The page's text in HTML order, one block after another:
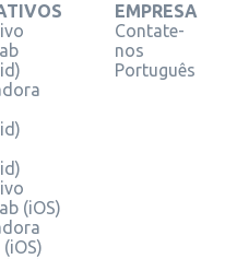
(iOS)
EMPRESA
Contate-
nos
Português